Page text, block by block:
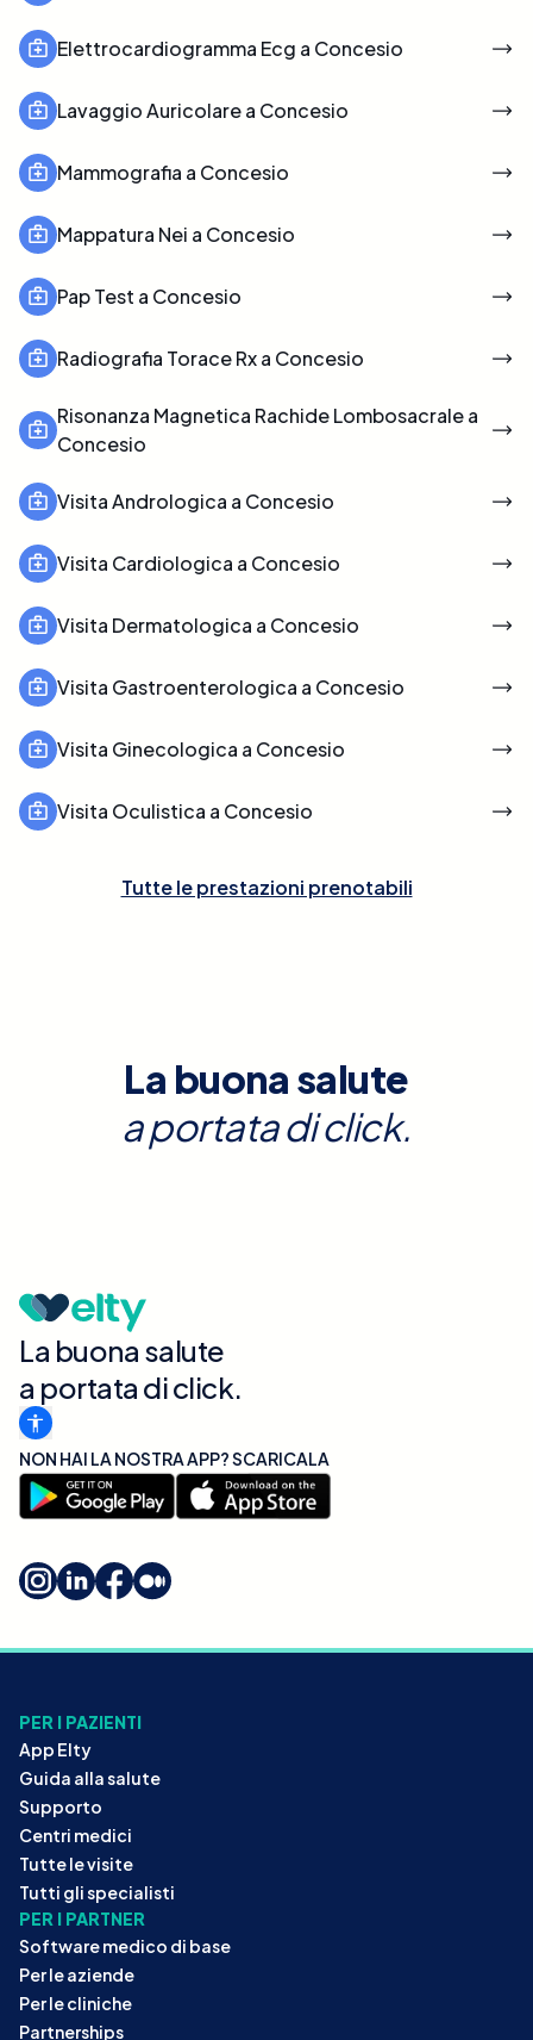
Elettrocardiogramma Ecg a Concesio
Lavaggio Auricolare a Concesio
Mammografia a Concesio
Mappatura Nei a Concesio
Pap Test a Concesio
Radiografia Torace Rx a Concesio
Risonanza Magnetica Rachide Lombosacrale a
Concesio
Visita Andrologica a Concesio
Visita Cardiologica a Concesio
Visita Dermatologica a Concesio
Visita Gastroenterologica a Concesio
Visita Ginecologica a Concesio
Visita Oculistica a Concesio
Tutte le prestazioni prenotabili
La buona salute
a portata di click.
La buona salute
a portata di click.
NON HAI LA NOSTRA APP? SCARICALA
PER I PAZIENTI
App Elty
Guida alla salute
Supporto
Centri medici
Tutte le visite
Tutti gli specialisti
PER I PARTNER
Software medico di base
Per le aziende
Per le cliniche
Partnerships